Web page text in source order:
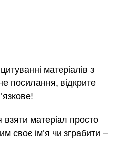
матеріалів з
посилання, відкрите
матеріал просто
своє ім’я чи зграбити –